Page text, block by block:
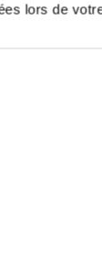
lors de